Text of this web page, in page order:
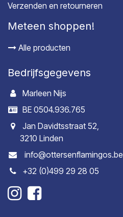
Verzenden en retourneren
Meteen shoppen!
Alle producten
Bedrijfsgegevens
Marleen Nijs
BE 0504.936.765
Jan Davidtsstraat 52,
3210 Linden
info@ottersenflamingos.be
+32 (0)499 29 28 05